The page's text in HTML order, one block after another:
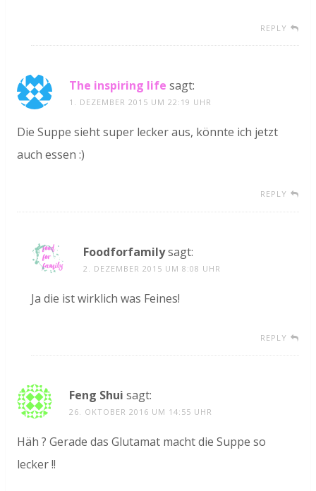
REPLY
The inspiring life sagt:
1. DEZEMBER 2015 UM 22:19 UHR
Die Suppe sieht super lecker aus, könnte ich jetzt
auch essen :)
REPLY
Foodforfamilysagt:
2. DEZEMBER 2015 UM 8:08 UHR
Ja die ist wirklich was Feines!
REPLY
Feng Shui sagt:
26. OKTOBER 2016 UM 14:55 UHR
Häh ? Gerade das Glutamat macht die Suppe so
lecker !!